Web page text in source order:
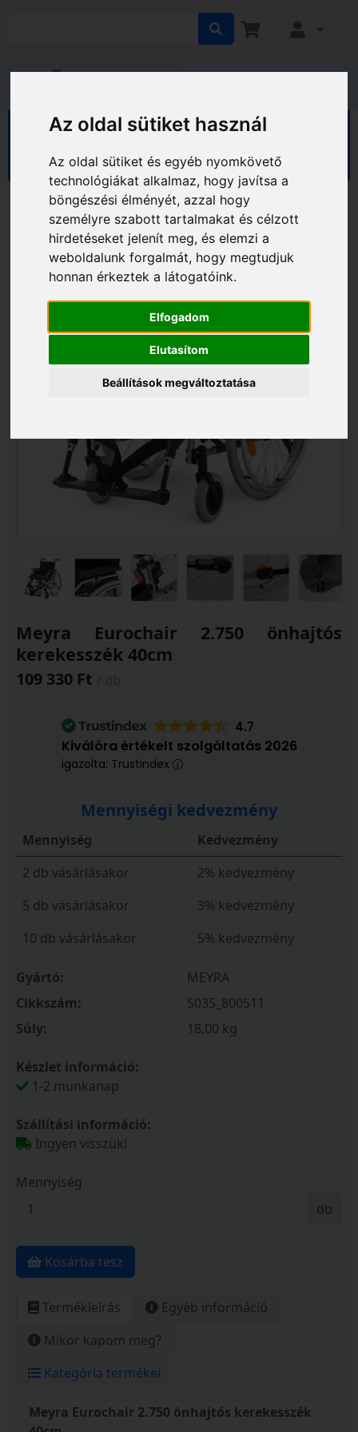
Az oldal sütiket használ
Az oldal sütiket és egyéb nyomkövető
technológiákat alkalmaz, hogy javítsa a
böngészési élményét, azzal hogy
személyre szabott tartalmakat és célzott
hirdetéseket jelenít meg, és elemzi a
weboldalunk forgalmát, hogy megtudjuk
honnan érkeztek a látogatóink.
Elfogadom
Elutasítom
Beállítások megváltoztatása
EGÉSZSÉGVÉDELEM
Kerekesszékek
Normál kerekesszékek
Meyra Eurochair 2.750 önhajtós
kerekesszék 40cm
109 330 Ft
4.7
Kiválóra értékelt szolgáltatás 2026
igazolta: Trustindex
Mennyiségi kedvezmény
Mennyiség
Kedvezmény
2 db vásárlásakor
2% kedvezmény
5 db vásárlásakor
3% kedvezmény
10 db vásárlásakor
5% kedvezmény
Gyártó:
MEYRA
Cikkszám:
S035_800511
Súly:
18,00 kg
Készlet információ:
1-2 munkanap
Szállítási információ:
Ingyen visszük!
Mennyiség
db
Kosárba tesz
Termékleírás
Egyéb információ
Mikor kapom meg?
Kategória termékei
Meyra Eurochair 2.750 önhajtós kerekesszék